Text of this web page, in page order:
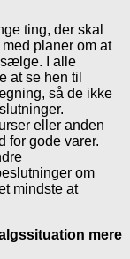
ting, der skal
planer om at
sælge. I alle
at se hen til
så de ikke
eller anden
for gode varer.
om
mindste at
mere